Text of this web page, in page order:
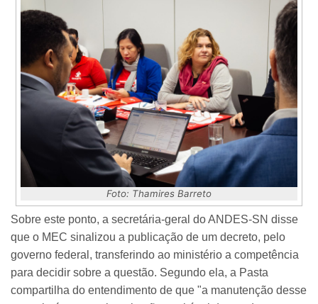
Foto: Thamires Barreto
Sobre este ponto, a secretária-geral do ANDES-SN disse
que o MEC sinalizou a publicação de um decreto, pelo
governo federal, transferindo ao ministério a competência
para decidir sobre a questão. Segundo ela, a Pasta
compartilha do entendimento de que "a manutenção desse